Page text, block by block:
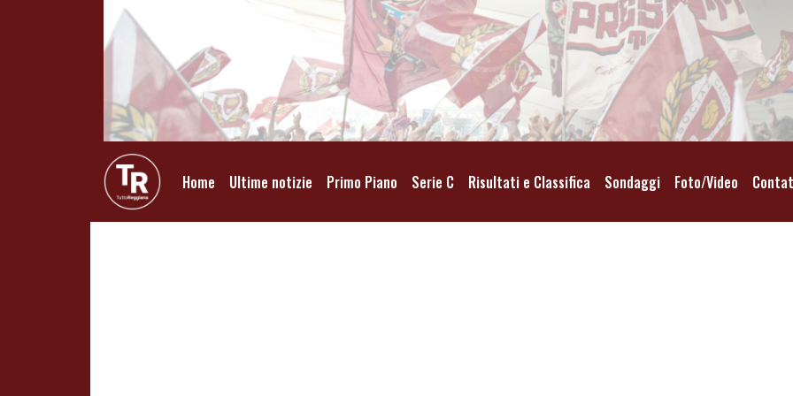
Home Ultime notizie Primo Piano Serie C Risultati e Classifica Sondaggi Foto/Video